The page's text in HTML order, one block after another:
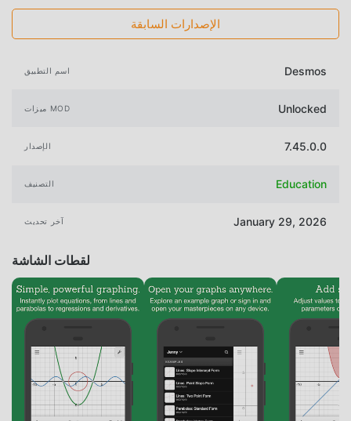
الإصدارات السابقة
اسم التطبيق Desmos
ميزات MOD Unlocked
الإصدار 7.45.0.0
التصنيف Education
آخر تحديث January 29, 2026
لقطات الشاشة